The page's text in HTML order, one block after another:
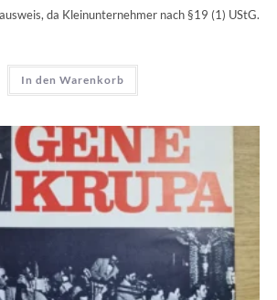
da Kleinunternehmer nach §19 (1) UStG.
In den Warenkorb